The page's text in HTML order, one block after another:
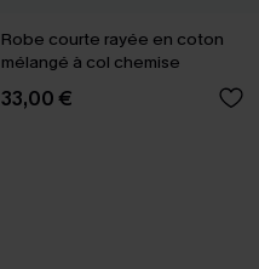
Robe courte rayée en coton
mélangé à col chemise
33,00 €